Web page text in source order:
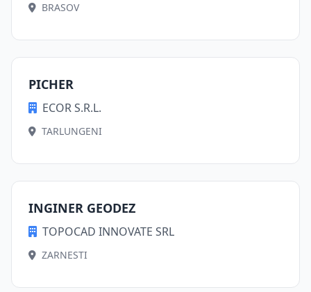
BRASOV
PICHER
ECOR S.R.L.
TARLUNGENI
INGINER GEODEZ
TOPOCAD INNOVATE SRL
ZARNESTI